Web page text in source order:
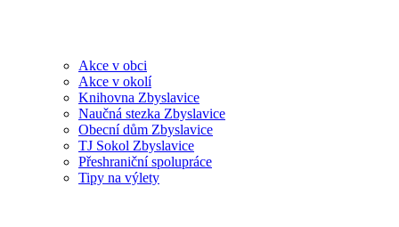
Akce v obci
Akce v okolí
Knihovna Zbyslavice
Naučná stezka Zbyslavice
Obecní dům Zbyslavice
TJ Sokol Zbyslavice
Přeshraniční spolupráce
Tipy na výlety